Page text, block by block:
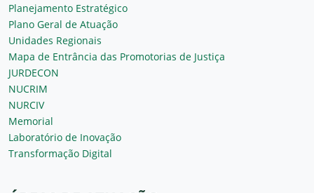
Planejamento Estratégico
Plano Geral de Atuação
Unidades Regionais
Mapa de Entrância das Promotorias de Justiça
JURDECON
NUCRIM
NURCIV
Memorial
Laboratório de Inovação
Transformação Digital